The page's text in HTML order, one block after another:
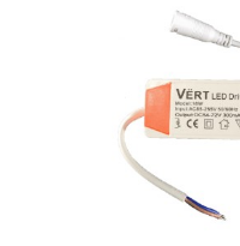
JUEGO DE LLAVE
Juego De Llave